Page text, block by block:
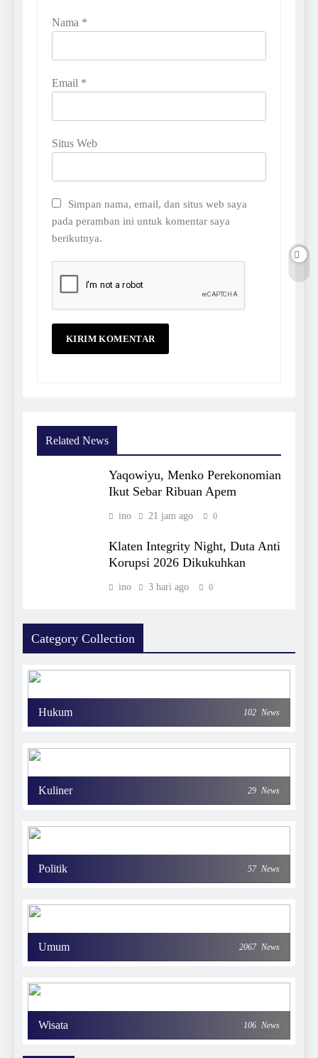
Nama *
Email *
Situs Web
Simpan nama, email, dan situs web saya
pada peramban ini untuk komentar saya
berikutnya.
Related News
Yaqowiyu, Menko Perekonomian
Ikut Sebar Ribuan Apem
ino 21 jam ago 0
Klaten Integrity Night, Duta Anti
Korupsi 2026 Dikukuhkan
ino 3 hari ago 0
Category Collection
Hukum 102 News
Kuliner 29 News
Politik 57 News
Umum 2067 News
Wisata 106 News